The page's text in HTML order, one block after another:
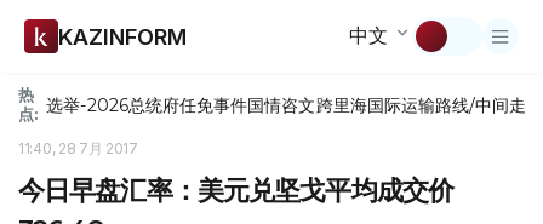
KAZINFORM 中文
热
点: 选举-2026总统府任免事件国情咨文跨里海国际运输路线/中间走廊
11:40, 28 7月 2017
今日早盘汇率：美元兑坚戈平均成交价